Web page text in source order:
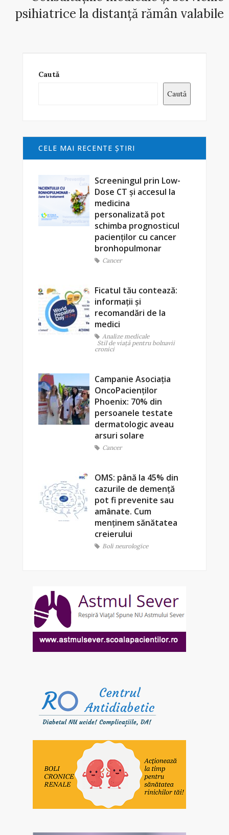
psihiatrice la distanță rămân valabile
Caută
Caută
CELE MAI RECENTE ŞTIRI
Screeningul prin Low-
Dose CT și accesul la
medicina
personalizată pot
schimba prognosticul
pacienților cu cancer
bronhopulmonar
Cancer
Ficatul tău contează:
informații și
recomandări de la
medici
Analize medicale
Stil de viaţă pentru bolnavii
cronici
Campanie Asociația
OncoPacienților
Phoenix: 70% din
persoanele testate
dermatologic aveau
arsuri solare
Cancer
OMS: până la 45% din
cazurile de demență
pot fi prevenite sau
amânate. Cum
menținem sănătatea
creierului
Boli neurologice